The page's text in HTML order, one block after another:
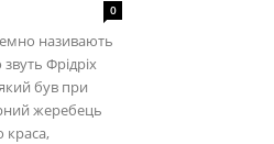
0
називають
Фрідріх
був при
жеребець
краса,